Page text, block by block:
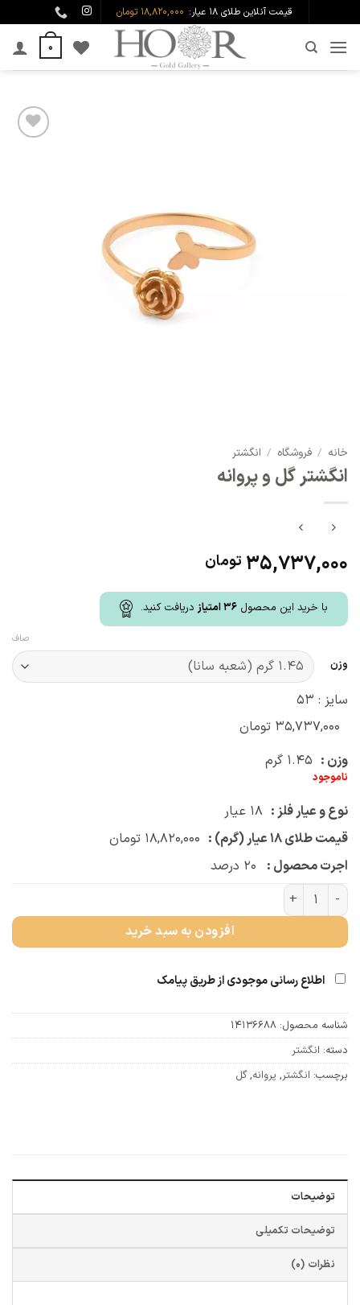
to
content
قیمت آنلاین طلای ۱۸ عیار: 18,820,000 تومان
0
خانه / فروشگاه / انگشتر
انگشتر گل و پروانه
35,737,000 تومان
با خرید این محصول 36امتیازدریافت کنید.
وزن
صاف
سایز : 53
۳۵,۷۳۷,۰۰۰ تومان
وزن : ۱.۴۵ گرم
ناموجود
نوع و عیار فلز : ۱۸ عیار
قیمت طلای ۱۸ عیار (گرم) :
۱۸,۸۲۰,۰۰۰ تومان
اجرت محصول :
۲۰ درصد
انگشتر گل و پروانه عدد
افزودن به سبد خرید
اطلاع رسانی موجودی از طریق پیامک
شناسه محصول: 14136688
دسته: انگشتر
برچسب: انگشتر, پروانه,گل
توضیحات
توضیحات تکمیلی
نظرات (0)